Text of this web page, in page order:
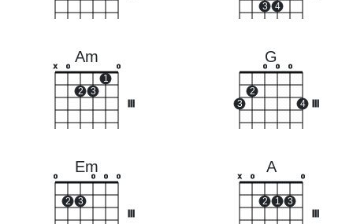
3 4
Am
x o
2 3
1
o
G
3
2
o o o
4
Em
o
2 3
o o o
A
x o
2 1 3
o